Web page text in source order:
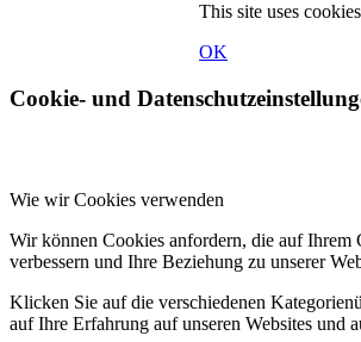
This site uses
OK
Cookie- und
Wie wir Cookies verwenden
Wir können Cookies anfordern, die auf Ihrem
verbessern und Ihre Beziehung zu unserer
Klicken Sie auf die verschiedenen
auf Ihre Erfahrung auf unseren Websites und